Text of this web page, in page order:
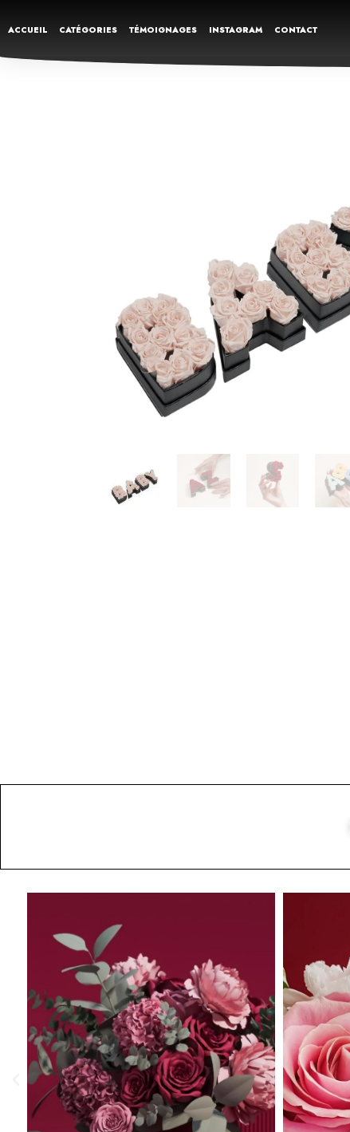
ACCUEIL CATÉGORIES TÉMOIGNAGES INSTAGRAM CONTACT